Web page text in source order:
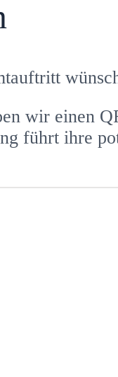
wir einen
führt ihre